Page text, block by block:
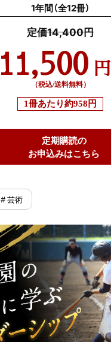
1年間（全12冊）
定価14,400円
11,500 円
（税込/送料無料）
1冊あたり約958円
定期購読の
お申込みはこちら
# 芸術